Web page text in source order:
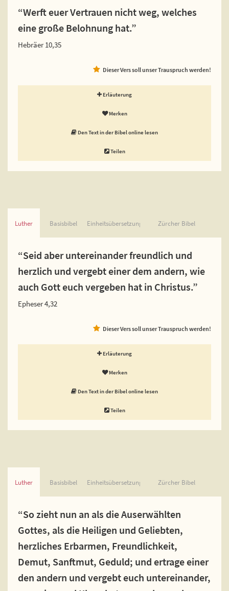
“Werft euer Vertrauen nicht weg, welches
eine große Belohnung hat.”
Hebräer 10,35
Dieser Vers soll unser Trauspruch werden!
Erläuterung
Merken
Den Text in der Bibel online lesen
Teilen
Luther Basisbibel Einheitsübersetzung Zürcher Bibel
“Seid aber untereinander freundlich und
herzlich und vergebt einer dem andern, wie
auch Gott euch vergeben hat in Christus.”
Epheser 4,32
Dieser Vers soll unser Trauspruch werden!
Erläuterung
Merken
Den Text in der Bibel online lesen
Teilen
Luther Basisbibel Einheitsübersetzung Zürcher Bibel
“So zieht nun an als die Auserwählten
Gottes, als die Heiligen und Geliebten,
herzliches Erbarmen, Freundlichkeit,
Demut, Sanftmut, Geduld; und ertrage einer
den andern und vergebt euch untereinander,